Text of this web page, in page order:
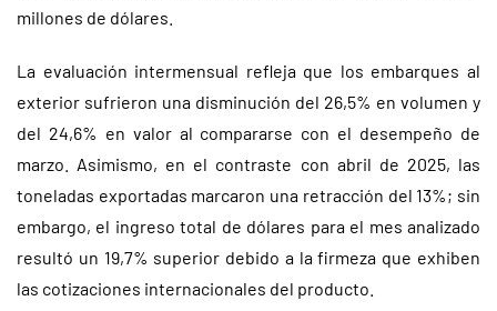
millones de dólares.
La evaluación intermensual refleja que los embarques al
exterior sufrieron una disminución del 26,5% en volumen y
del 24,6% en valor al compararse con el desempeño de
marzo. Asimismo, en el contraste con abril de 2025, las
toneladas exportadas marcaron una retracción del 13%; sin
embargo, el ingreso total de dólares para el mes analizado
resultó un 19,7% superior debido a la firmeza que exhiben
las cotizaciones internacionales del producto.